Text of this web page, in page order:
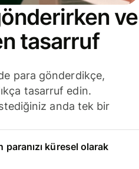
ve
tasarruf
para gönderdikçe,
tasarruf edin.
anda tek bir
küresel olarak